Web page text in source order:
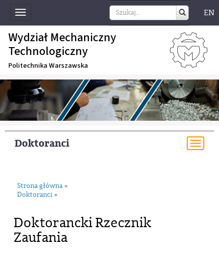
Toggle
navigation
EN
Wydział Mechaniczny
Technologiczny
Politechnika Warszawska
Doktoranci
Strona główna »
Doktoranci »
Doktorancki Rzecznik
Zaufania